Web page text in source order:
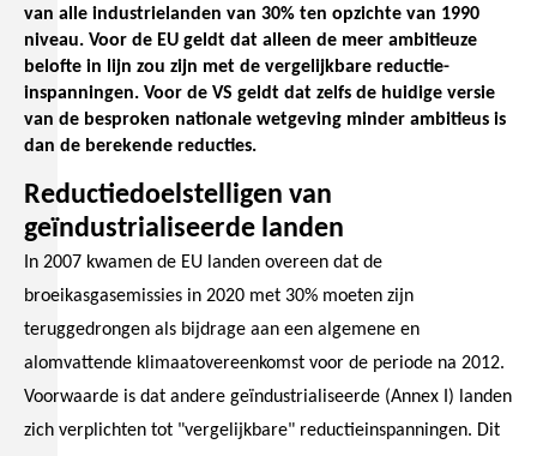
van alle industrielanden van 30% ten opzichte van 1990
niveau. Voor de EU geldt dat alleen de meer ambitieuze
belofte in lijn zou zijn met de vergelijkbare reductie-
inspanningen. Voor de VS geldt dat zelfs de huidige versie
van de besproken nationale wetgeving minder ambitieus is
dan de berekende reducties.
Reductiedoelstelligen van
geïndustrialiseerde landen
In 2007 kwamen de EU landen overeen dat de
broeikasgasemissies in 2020 met 30% moeten zijn
teruggedrongen als bijdrage aan een algemene en
alomvattende klimaatovereenkomst voor de periode na 2012.
Voorwaarde is dat andere geïndustrialiseerde (Annex I) landen
zich verplichten tot "vergelijkbare" reductieinspanningen. Dit